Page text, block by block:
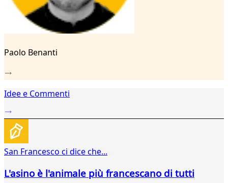
Paolo Benanti
Idee e Commenti
San Francesco ci dice che...
L'asino è l'animale più francescano di tutti